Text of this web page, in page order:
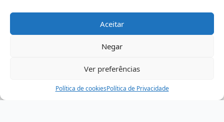
Aceitar
Negar
Ver preferências
Política de cookiesPolítica de Privacidade
Electromaquinas ©2026
contágio - agência criativa
Assistência Ajuda Minha Conta